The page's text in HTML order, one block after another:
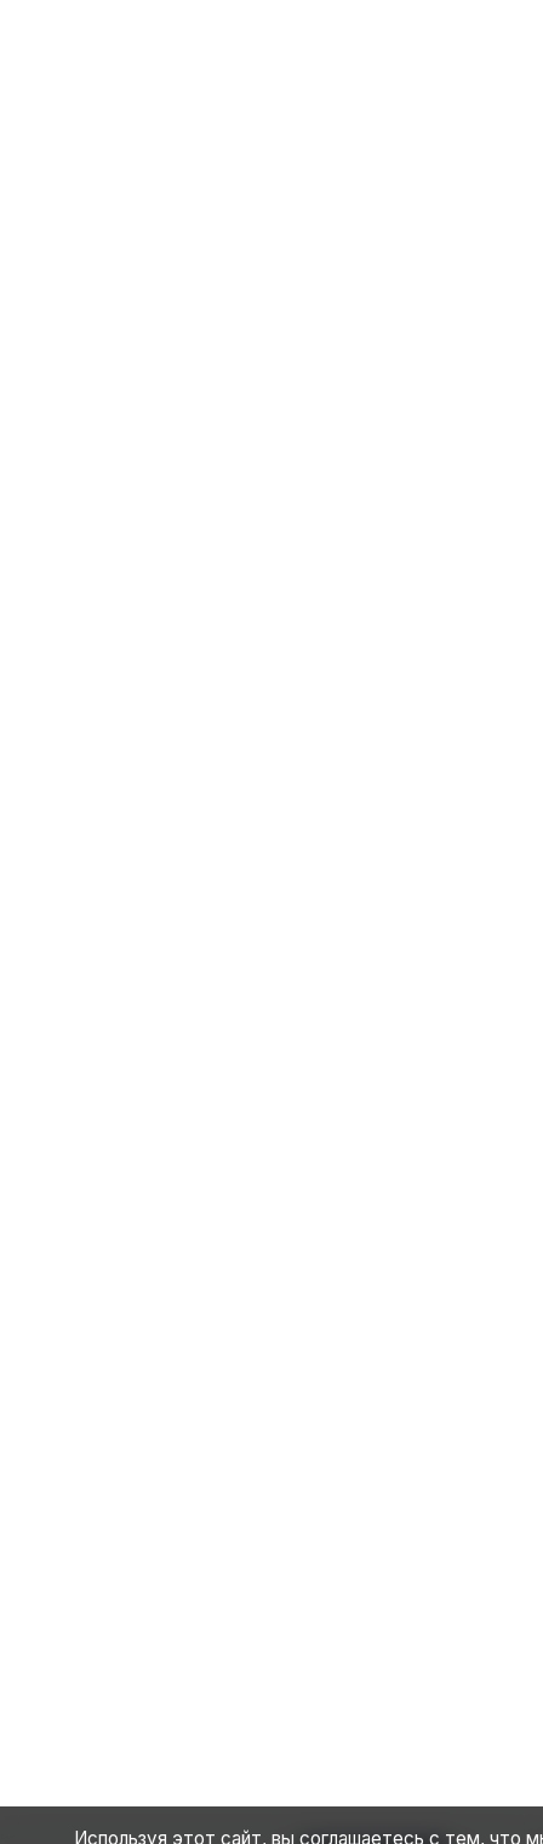
Используя этот сайт, вы соглашаетесь с тем, что